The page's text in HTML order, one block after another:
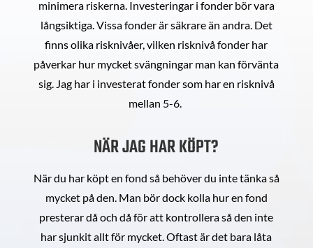
minimera riskerna. Investeringar i fonder bör vara
långsiktiga. Vissa fonder är säkrare än andra. Det
finns olika risknivåer, vilken risknivå fonder har
påverkar hur mycket svängningar man kan förvänta
sig. Jag har i investerat fonder som har en risknivå
mellan 5-6.
NÄR JAG HAR KÖPT?
När du har köpt en fond så behöver du inte tänka så
mycket på den. Man bör dock kolla hur en fond
presterar då och då för att kontrollera så den inte
har sjunkit allt för mycket. Oftast är det bara låta